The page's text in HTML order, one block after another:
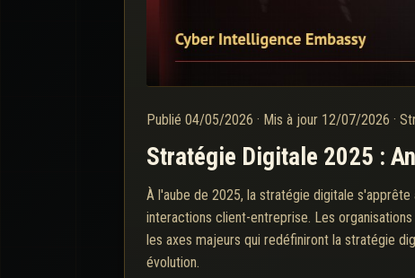
Publié 04/05/2026 · Mis à jour 12/07/2026 ·
Stratégie Digitale 2025 :
À l'aube de 2025, la stratégie digitale
interactions client-entreprise. Les
les axes majeurs qui redéfiniront la stratégie
évolution.